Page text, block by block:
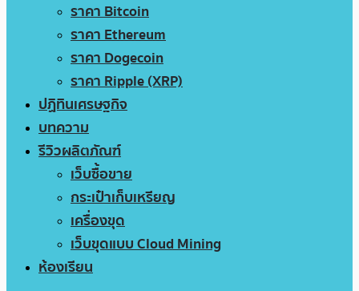
ราคา Bitcoin
ราคา Ethereum
ราคา Dogecoin
ราคา Ripple (XRP)
ปฏิทินเศรษฐกิจ
บทความ
รีวิวผลิตภัณฑ์
เว็บซื้อขาย
กระเป๋าเก็บเหรียญ
เครื่องขุด
เว็บขุดแบบ Cloud Mining
ห้องเรียน